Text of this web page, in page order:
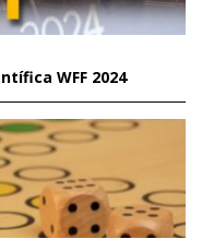
WFF 2024